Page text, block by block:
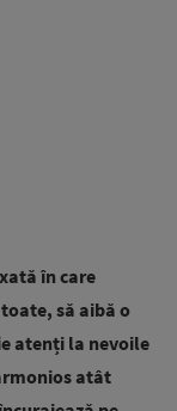
în care
să aibă o
atenți la nevoile
atât